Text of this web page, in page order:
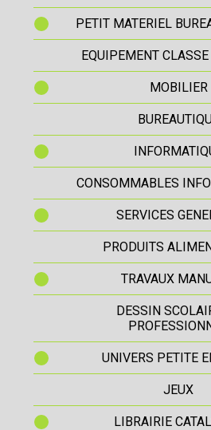
PETIT MATERIEL
EQUIPEMENT CLASSE
MOBILIER
CONSOMMABLES
SERVICES
PRODUITS
TRAVAUX
DESSIN
UNIVERS PETITE
JEUX
LIBRAIRIE